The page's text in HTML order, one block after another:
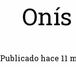
Onís
Publicado hace 11